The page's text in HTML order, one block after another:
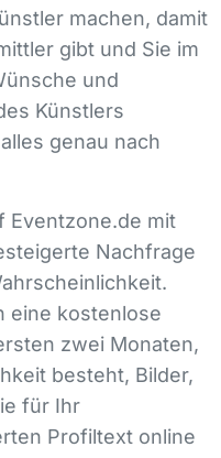
machen, damit
gibt und Sie im
und
Künstlers
genau nach
Eventzone.de mit
Nachfrage
eine kostenlose
zwei Monaten,
besteht, Bilder,
für Ihr
Profiltext online